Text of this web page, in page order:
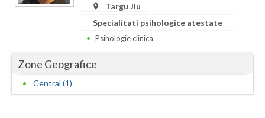
Covasna
Dambovita
Targu Jiu
Specialitati psihologice atestate
Psihologie clinica
Zone Geografice
Central (1)